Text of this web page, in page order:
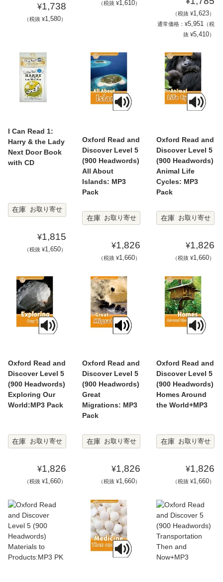
¥1,738
（税抜 ¥1,580）
（税抜 ¥1,610）
（税抜 ¥1,623）
通常価格：¥5,951
（税
抜 ¥5,410）
I Can Read 1:
Harry & the Lady
Next Door Book
with CD
在庫 お取り寄せ
¥1,815
（税抜 ¥1,650）
Oxford Read and
Discover Level 5
(900 Headwords)
All About
Islands: MP3
Pack
在庫 お取り寄せ
¥1,826
（税抜 ¥1,660）
Oxford Read and
Discover Level 5
(900 Headwords)
Animal Life
Cycles: MP3
Pack
在庫 お取り寄せ
¥1,826
（税抜 ¥1,660）
Oxford Read and
Discover Level 5
(900 Headwords)
Exploring Our
World:MP3 Pack
在庫 お取り寄せ
¥1,826
（税抜 ¥1,660）
Oxford Read and
Discover Level 5
(900 Headwords)
Great
Migrations: MP3
Pack
在庫 お取り寄せ
¥1,826
（税抜 ¥1,660）
Oxford Read and
Discover Level 5
(900 Headwords)
Homes Around
the World+MP3
在庫 お取り寄せ
¥1,826
（税抜 ¥1,660）